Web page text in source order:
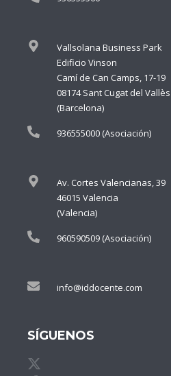
Vallsolana Business Park
Edificio Vinson
Camí de Can Camps, 17-19
08174 Sant Cugat del Vallès
(Barcelona)
936555000 (Asociación)
Av. Cortes Valencianas, 39
46015 Valencia
(Valencia)
960590509 (Asociación)
info@iddocente.com
SÍGUENOS